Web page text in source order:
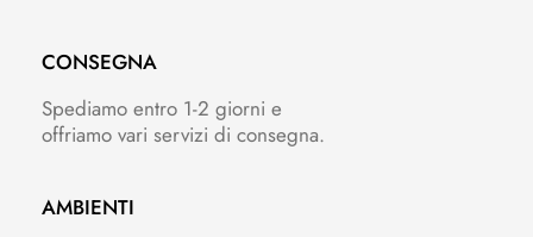
CONSEGNA
Spediamo entro 1-2 giorni e
offriamo vari servizi di consegna.
AMBIENTI